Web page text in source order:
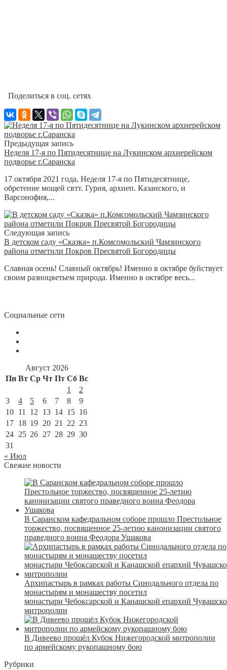
Поделиться в соц. сетях
Предыдущая запись
Неделя 17-я по Пятидесятнице на Лукинском архиерейском
подворье г.Саранска
17 октября 2021 года, Неделя 17-я по Пятидесятнице,
обретение мощей свтт. Гурия, архиеп. Казанского, и
Варсонофия,...
Следующая запись
В детском саду «Сказка» п.Комсомольский Чамзинского
района отметили Покров Пресвятой Богородицы
Славная осень! Славный октябрь! Именно в октябре буйствует
своим разноцветьем природа. Именно в октябре весь...
Социальные сети
Август 2026
Пн Вт Ср Чт Пт Сб Вс
1
2
3
4 5 6 7 8
9
10 11 12 13 14 15 16
17 18 19 20 21 22 23
24 25 26 27 28 29 30
31
« Июл
Свежие новости
В Саранском кафедральном соборе прошло Престольное
торжество, посвященное 25-летию канонизации святого
праведного воина Феодора Ушакова
Архипастырь в рамках работы Синодального отдела по
монастырям и монашеству посетил
монастыри Чебоксарской и Канашской епархий
митрополии
В Дивеево прошёл Кубок Нижегородской митрополии
по армейскому рукопашному бою
Рубрики